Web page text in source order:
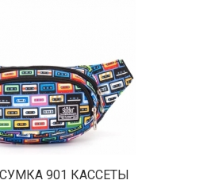
901 КАССЕТЫ